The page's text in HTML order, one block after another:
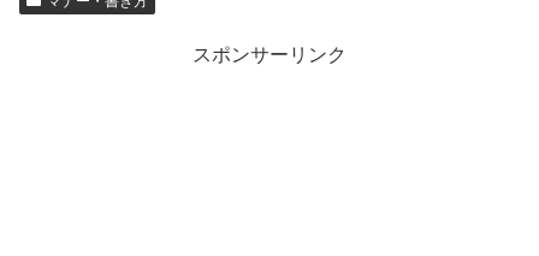
スポンサーリンク